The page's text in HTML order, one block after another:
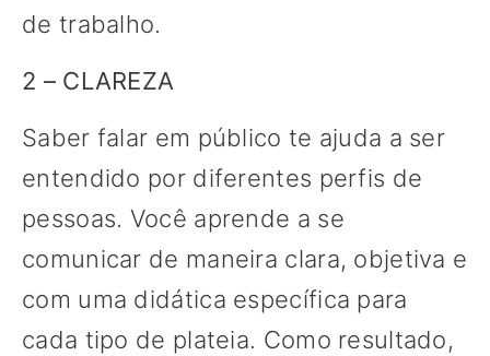
de trabalho.
2 – CLAREZA
Saber falar em público te ajuda a ser
entendido por diferentes perfis de
pessoas. Você aprende a se
comunicar de maneira clara, objetiva e
com uma didática específica para
cada tipo de plateia. Como resultado,